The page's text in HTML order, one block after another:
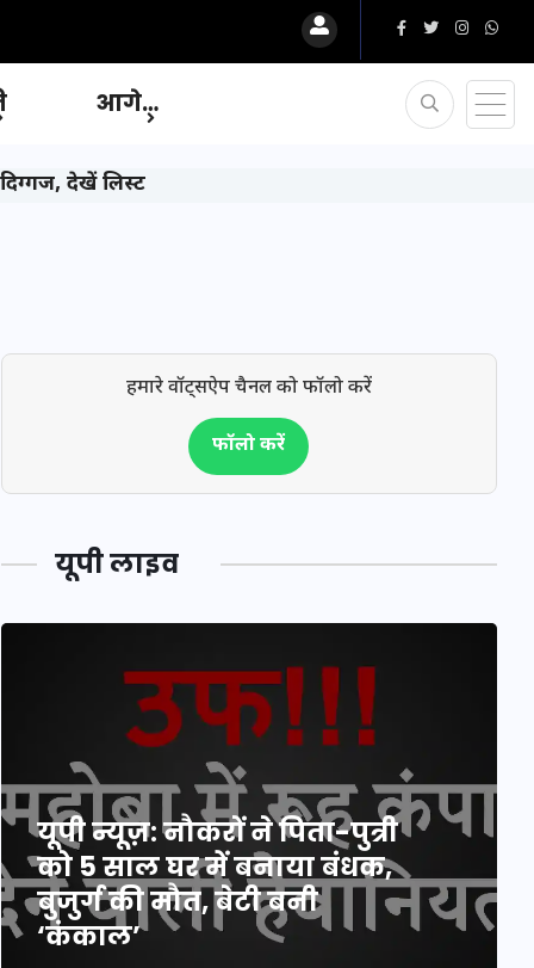
आगे…
देखें लिस्ट
हमारे वॉट्सऐप चैनल को फॉलो करें
फॉलो करें
यूपी लाइव
यूपी न्यूज़: नौकरों ने पिता-पुत्री
को 5 साल घर में बनाया बंधक,
बुजुर्ग की मौत, बेटी बनी
‘कंकाल’